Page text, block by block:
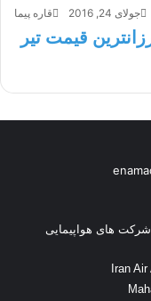
قاره پیما جولای 24, 2016
قیمت تیر